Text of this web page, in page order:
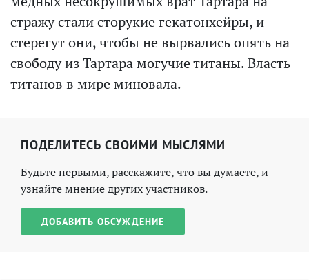
стражу стали сторукие гекатонхейры, и
стерегут они, чтобы не вырвались опять на
свободу из Тартара могучие титаны. Власть
титанов в мире миновала.
ПОДЕЛИТЕСЬ СВОИМИ МЫСЛЯМИ
Будьте первыми, расскажите, что вы думаете, и
узнайте мнение других участников.
ДОБАВИТЬ ОБСУЖДЕНИЕ